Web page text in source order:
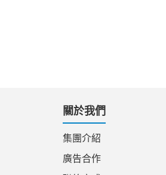
關於我們
集團介紹
廣告合作